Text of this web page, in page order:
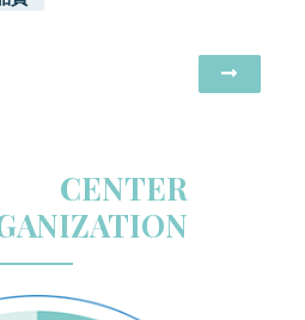
CENTER